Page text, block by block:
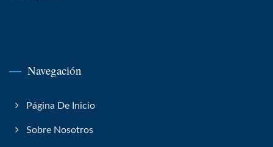
Navegación
Página De Inicio
Sobre Nosotros